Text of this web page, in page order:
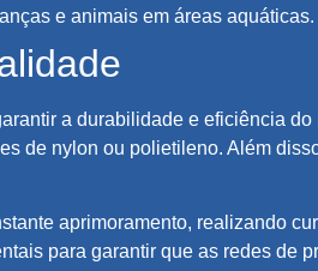
e animais em áreas aquáticas.
a durabilidade e eficiência
de nylon ou polietileno. Além
aprimoramento, realizando
para garantir que as redes de